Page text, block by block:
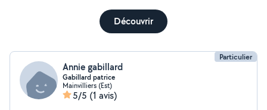
Découvrir
Particulier
Annie gabillard
Gabillard patrice
Mainvilliers (Est)
5/5 (1 avis)